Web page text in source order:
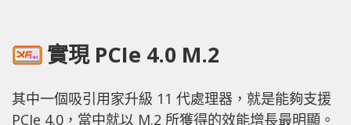
實現 PCIe 4.0 M.2
其中一個吸引用家升級 11 代處理器，就是能夠支援
PCIe 4.0，當中就以 M.2 所獲得的效能增長最明顯。